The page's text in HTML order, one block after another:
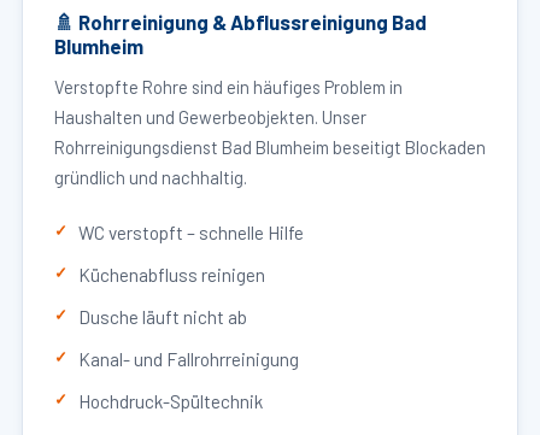
🚿 Rohrreinigung & Abflussreinigung Bad
Blumheim
Verstopfte Rohre sind ein häufiges Problem in
Haushalten und Gewerbeobjekten. Unser
Rohrreinigungsdienst Bad Blumheim beseitigt Blockaden
gründlich und nachhaltig.
WC verstopft – schnelle Hilfe
Küchenabfluss reinigen
Dusche läuft nicht ab
Kanal- und Fallrohrreinigung
Hochdruck-Spültechnik